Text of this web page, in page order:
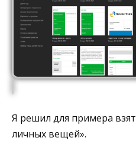
Я решил для примера
личных вещей».